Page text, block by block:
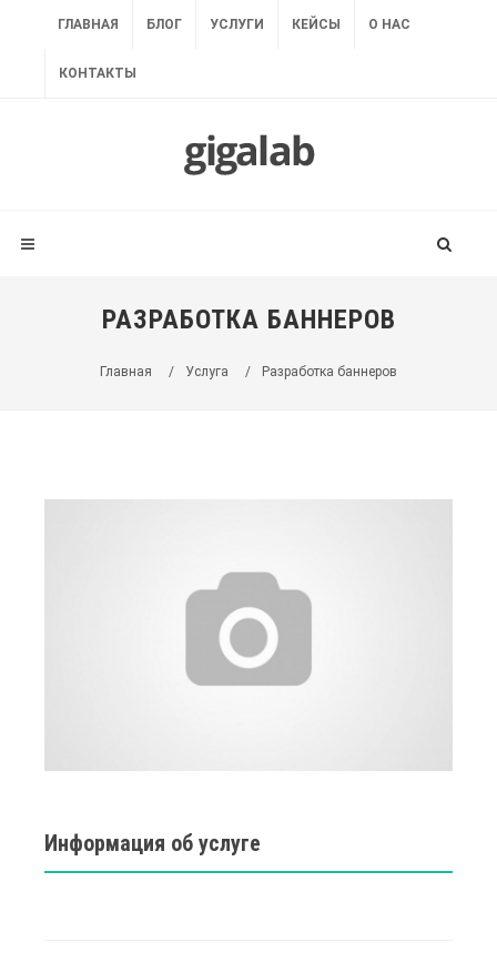
ГЛАВНАЯ БЛОГ УСЛУГИ КЕЙСЫ О НАС
КОНТАКТЫ
РАЗРАБОТКА БАННЕРОВ
Главная / Услуга / Разработка баннеров
Информация об услуге